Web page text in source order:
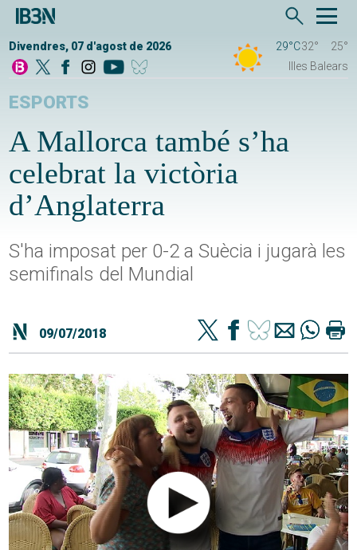
Divendres, 07 d'agost de 2026 29°C32°
25°
Illes Balears
ESPORTS
A Mallorca també s’ha
celebrat la victòria
d’Anglaterra
S'ha imposat per 0-2 a Suècia i jugarà les
semifinals del Mundial
09/07/2018